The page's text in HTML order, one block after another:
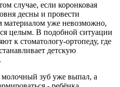
случае, если коронковая
десны и провести
материалом уже невозможно,
целым. В подобной ситуации
к стоматологу-ортопеду, где
детскую
зуб уже выпал, а